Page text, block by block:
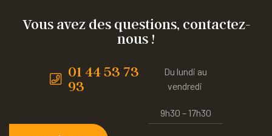
Vous avez des questions, contactez-
nous !
01 44 53 73
93
Du lundi au
vendredi
9h30 – 17h30